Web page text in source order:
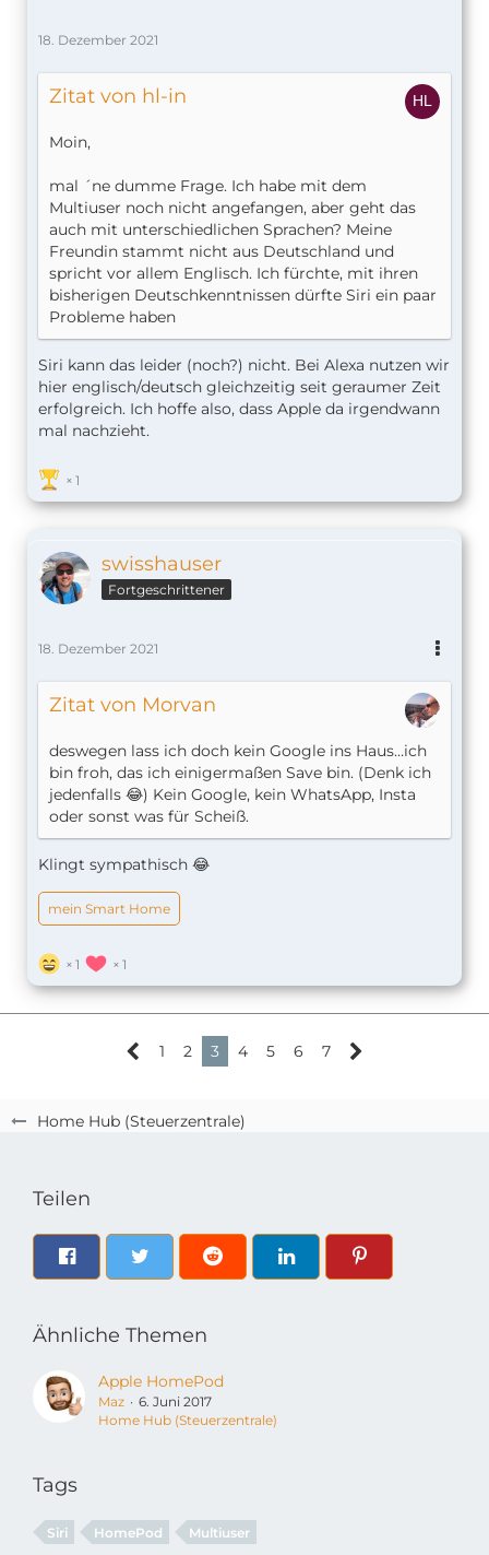
Home Hub (Steuerzentrale)
18. Dezember 2021
Zitat von hl-in
Moin,
mal ´ne dumme Frage. Ich habe mit dem
Multiuser noch nicht angefangen, aber geht das
auch mit unterschiedlichen Sprachen? Meine
Freundin stammt nicht aus Deutschland und
spricht vor allem Englisch. Ich fürchte, mit ihren
bisherigen Deutschkenntnissen dürfte Siri ein paar
Probleme haben
Siri kann das leider (noch?) nicht. Bei Alexa nutzen wir
hier englisch/deutsch gleichzeitig seit geraumer Zeit
erfolgreich. Ich hoffe also, dass Apple da irgendwann
mal nachzieht.
1
swisshauser
Fortgeschrittener
18. Dezember 2021
Zitat von Morvan
deswegen lass ich doch kein Google ins Haus…ich
bin froh, das ich einigermaßen Save bin. (Denk ich
jedenfalls 😂) Kein Google, kein WhatsApp, Insta
oder sonst was für Scheiß.
Klingt sympathisch 😂
mein Smart Home
1 1
1 2 3 4 5 6 7
Teilen
Ähnliche Themen
Apple HomePod
Maz
6. Juni 2017
Home Hub (Steuerzentrale)
Tags
Siri HomePod Multiuser